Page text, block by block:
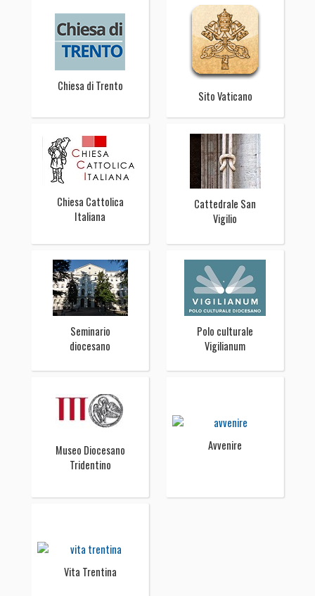
Chiesa di Trento
Sito Vaticano
Chiesa Cattolica
Italiana
Cattedrale San
Vigilio
Seminario
diocesano
Polo culturale
Vigilianum
Museo Diocesano
Tridentino
Avvenire
Vita Trentina